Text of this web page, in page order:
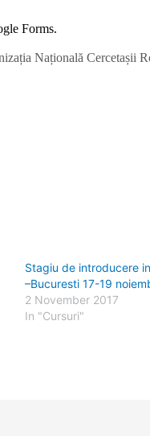
Stagiu de introducere
–Bucuresti 17-19
2 November 2017
In "Cursuri"